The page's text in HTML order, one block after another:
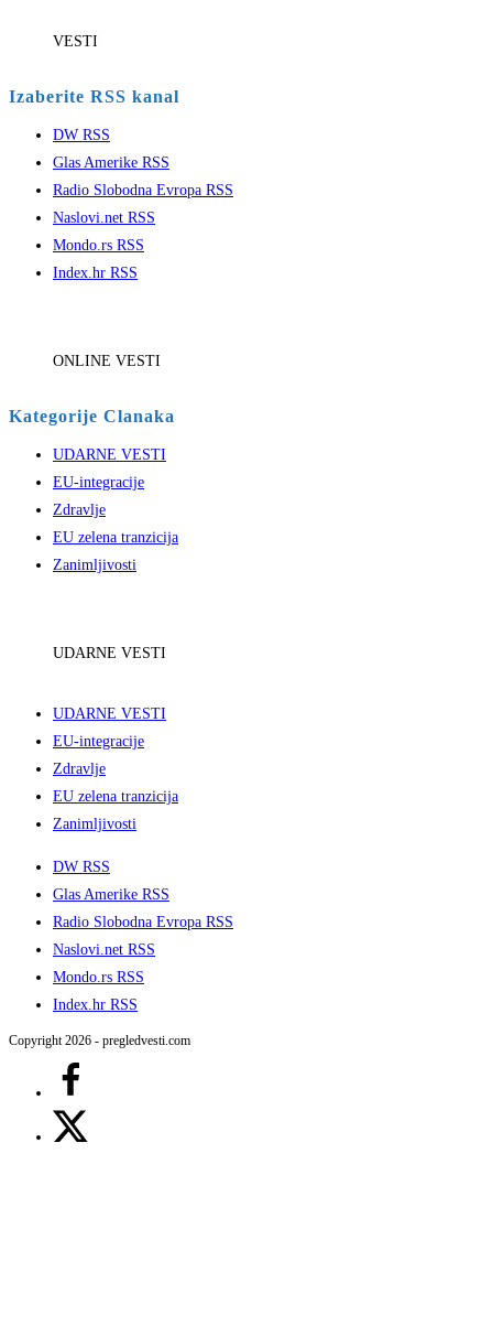
VESTI
Izaberite RSS kanal
DW RSS
Glas Amerike RSS
Radio Slobodna Evropa RSS
Naslovi.net RSS
Mondo.rs RSS
Index.hr RSS
ONLINE VESTI
Kategorije Clanaka
UDARNE VESTI
EU-integracije
Zdravlje
EU zelena tranzicija
Zanimljivosti
UDARNE VESTI
UDARNE VESTI
EU-integracije
Zdravlje
EU zelena tranzicija
Zanimljivosti
DW RSS
Glas Amerike RSS
Radio Slobodna Evropa RSS
Naslovi.net RSS
Mondo.rs RSS
Index.hr RSS
Copyright 2026 - pregledvesti.com